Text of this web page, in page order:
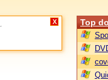
X Top